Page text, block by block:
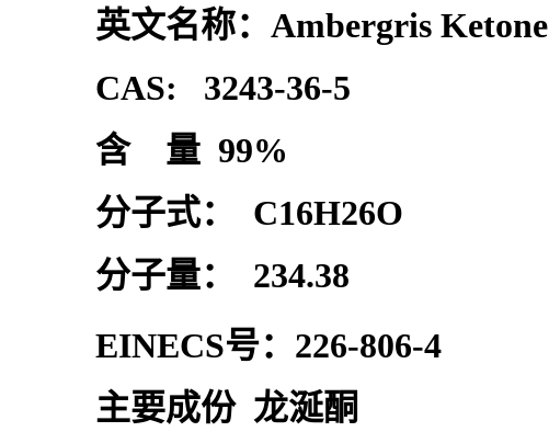
英文名称：Ambergris Ketone
CAS: 3243-36-5
含 量 99%
分子式： C16H26O
分子量： 234.38
EINECS号：226-806-4
主要成份 龙涎酮